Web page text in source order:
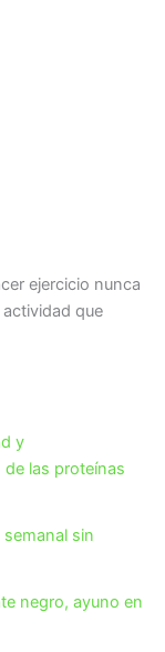
ejercicio nunca
que
y
las proteínas
sin
negro, ayuno en